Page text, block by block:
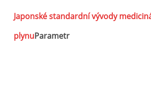
Japonské standardní vývody
plynuParametr